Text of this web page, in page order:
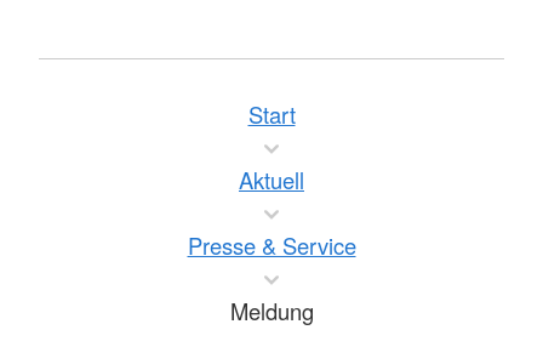
Start
Aktuell
Presse & Service
Meldung